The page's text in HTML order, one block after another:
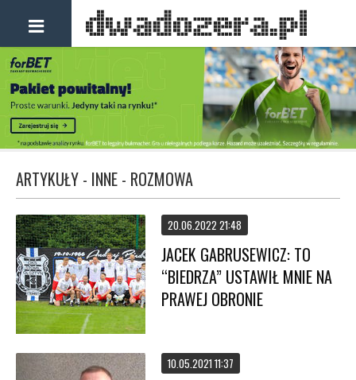
ARTYKUŁY - INNE - ROZMOWA
20.06.2022 21:48
JACEK GABRUSEWICZ: TO
“BIEDRZA” USTAWIŁ MNIE NA
PRAWEJ OBRONIE
10.05.2021 11:37